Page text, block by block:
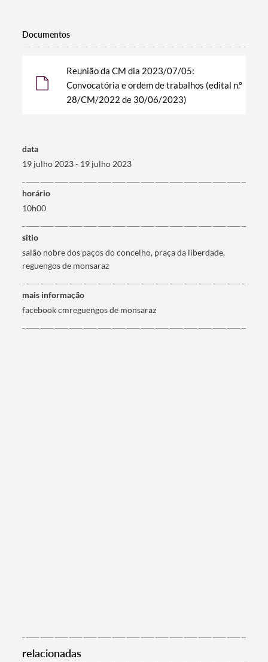
Documentos
Reunião da CM dia 2023/07/05:
Convocatória e ordem de trabalhos (edital n.º
28/CM/2022 de 30/06/2023)
data
19 julho 2023 - 19 julho 2023
horário
10h00
sitio
salão nobre dos paços do concelho, praça da liberdade,
reguengos de monsaraz
mais informação
facebook cmreguengos de monsaraz
relacionadas